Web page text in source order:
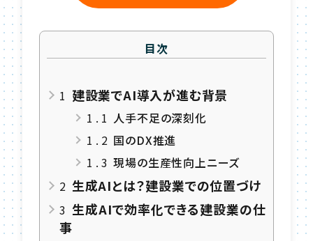
目次
1 建設業でAI導入が進む背景
1.1 人手不足の深刻化
1.2 国のDX推進
1.3 現場の生産性向上ニーズ
2 生成AIとは？建設業での位置づけ
3 生成AIで効率化できる建設業の仕
事